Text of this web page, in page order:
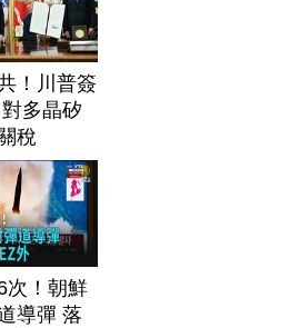
！川普簽
多晶矽
稅
次！朝鮮
導彈 落